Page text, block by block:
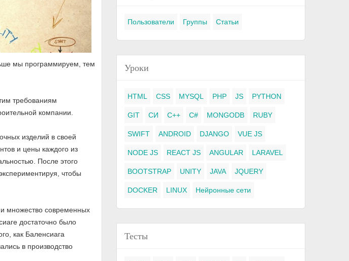
мы программируем, тем
требованиям
компании.
изделий в своей
и цены каждого из
После этого
чтобы
множество современных
достаточно было
как Баленсиага
в производство
Пользователи Группы Статьи
Уроки
HTML CSS MYSQL PHP JS PYTHON
GIT СИ C++ C# MONGODB RUBY
SWIFT ANDROID DJANGO VUE JS
NODE JS REACT JS ANGULAR LARAVEL
BOOTSTRAP UNITY JAVA JQUERY
DOCKER LINUX Нейронные сети
Тесты